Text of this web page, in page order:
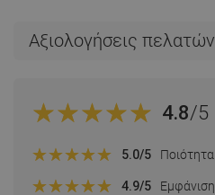
Αξιολογήσεις πελατών
4.8/5
5.0/5 Ποιότητα
4.9/5 Εμφάνιση